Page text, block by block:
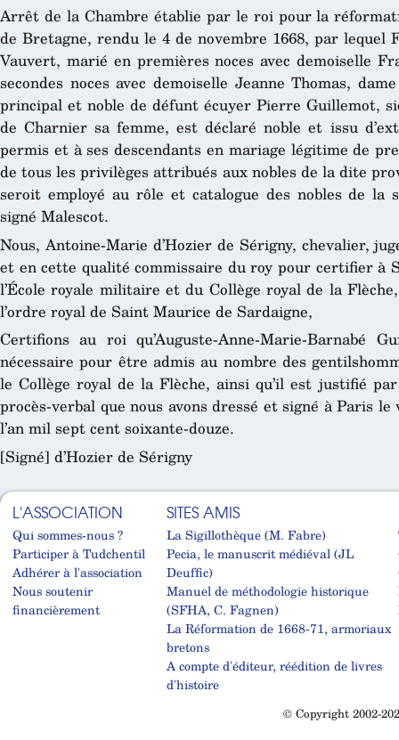
Arrêt de la Chambre établie par le roi pour la
de Bretagne, rendu le 4 de novembre 1668, par lequel
Vauvert, marié en premières noces avec demoiselle
secondes noces avec demoiselle Jeanne Thomas,
principal et noble de défunt écuyer Pierre Guillemot,
de Charnier sa femme, est déclaré noble et issu
permis et à ses descendants en mariage légitime de
de tous les privilèges attribués aux nobles de la dite
seroit employé au rôle et catalogue des nobles de la
signé Malescot.
Nous, Antoine-Marie d’Hozier de Sérigny, chevalier,
et en cette qualité commissaire du roy pour certifier à
l’École royale militaire et du Collège royal de la
l’ordre royal de Saint Maurice de Sardaigne,
Certifions au roi qu’Auguste-Anne-Marie-Barnabé
nécessaire pour être admis au nombre des
le Collège royal de la Flèche, ainsi qu’il est justifié
procès-verbal que nous avons dressé et signé à Paris
l’an mil sept cent soixante-douze.
[Signé] d’Hozier de Sérigny
L'ASSOCIATION
Qui sommes-nous ?
Participer à Tudchentil
Adhérer à l'association
Nous soutenir
financièrement
SITES AMIS
La Sigillothèque (M. Fabre)
Pecia, le manuscrit médiéval (JL
Deuffic)
Manuel de méthodologie historique
(SFHA, C. Fagnen)
La Réformation de 1668-71, armoriaux
bretons
A compte d'éditeur, réédition de livres
d'histoire
© Copyright 2002-